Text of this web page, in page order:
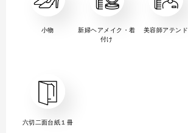
小物
新婦ヘアメイク・着
付け
美容師アテンド
六切二面台紙１冊